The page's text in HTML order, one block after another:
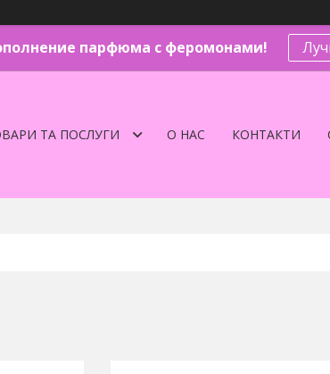
парфюма с феромонами!
ТА ПОСЛУГИ О НАС КОНТАКТИ